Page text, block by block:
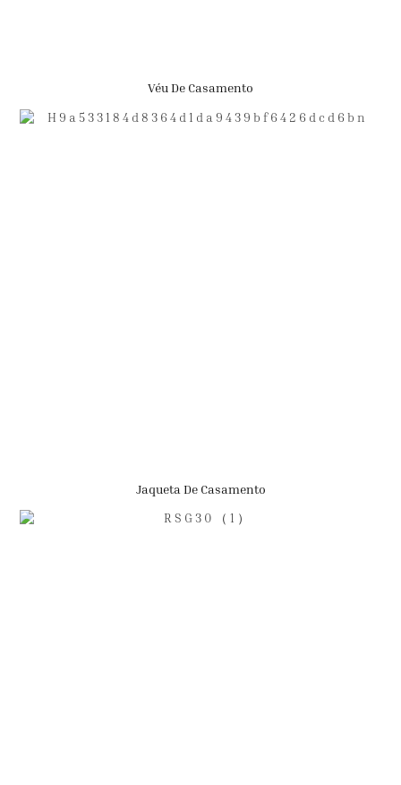
Véu De Casamento
Jaqueta De Casamento